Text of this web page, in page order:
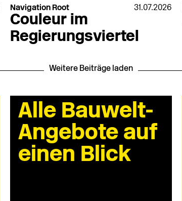
Navigation Root 31.07.2026
Couleur im
Regierungsviertel
Weitere Beiträge laden
Alle Bauwelt-
Angebote auf
einen Blick